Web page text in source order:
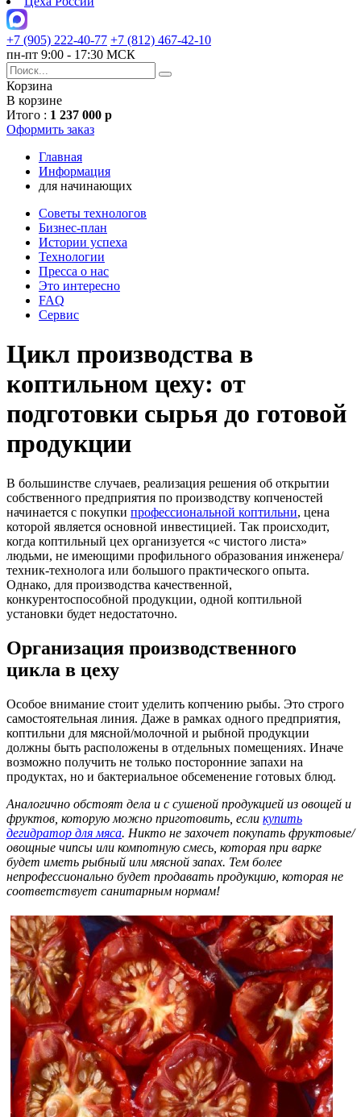
+7 (905) 222-40-77 +7 (812) 467-42-10
пн-пт 9:00 - 17:30 МСК
Корзина
В корзине
Итого : 1 237 000 р
Оформить заказ
Главная
Информация
для начинающих
Советы технологов
Бизнес-план
Истории успеха
Технологии
Пресса о нас
Это интересно
FAQ
Сервис
Цикл производства в
коптильном цеху: от
подготовки сырья до готовой
продукции
В большинстве случаев, реализация решения об открытии
собственного предприятия по производству копченостей
начинается с покупки профессиональной коптильни, цена
которой является основной инвестицией. Так происходит,
когда коптильный цех организуется «с чистого листа»
людьми, не имеющими профильного образования инженера/
техник-технолога или большого практического опыта.
Однако, для производства качественной,
конкурентоспособной продукции, одной коптильной
установки будет недостаточно.
Организация производственного
цикла в цеху
Особое внимание стоит уделить копчению рыбы. Это строго
самостоятельная линия. Даже в рамках одного предприятия,
коптильни для мясной/молочной и рыбной продукции
должны быть расположены в отдельных помещениях. Иначе
возможно получить не только посторонние запахи на
продуктах, но и бактериальное обсеменение готовых блюд.
Аналогично обстоят дела и с сушеной продукцией из овощей и
фруктов, которую можно приготовить, если купить
дегидратор для мяса. Никто не захочет покупать фруктовые/
овощные чипсы или компотную смесь, которая при варке
будет иметь рыбный или мясной запах. Тем более
непрофессионально будет продавать продукцию, которая не
соответствует санитарным нормам!